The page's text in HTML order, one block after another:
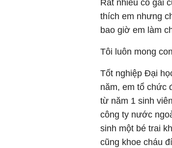
Rất nhiều cô gái
thích em nhưng
bao giờ em làm
Tôi luôn mong
Tốt nghiệp Đại
năm, em tổ chức
từ năm 1 sinh
công ty nước
sinh một bé trai
cũng khoe cháu